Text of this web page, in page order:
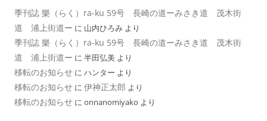
季刊誌 樂（らく）ra-ku 59号 長崎の道ーみさき道 茂木街
道 浦上街道ー に 山内ひろみ より
季刊誌 樂（らく）ra-ku 59号 長崎の道ーみさき道 茂木街
道 浦上街道ー に 半田弘美 より
移転のお知らせ に ハンター より
移転のお知らせ に 伊神正太郎 より
移転のお知らせ に onnanomiyako より